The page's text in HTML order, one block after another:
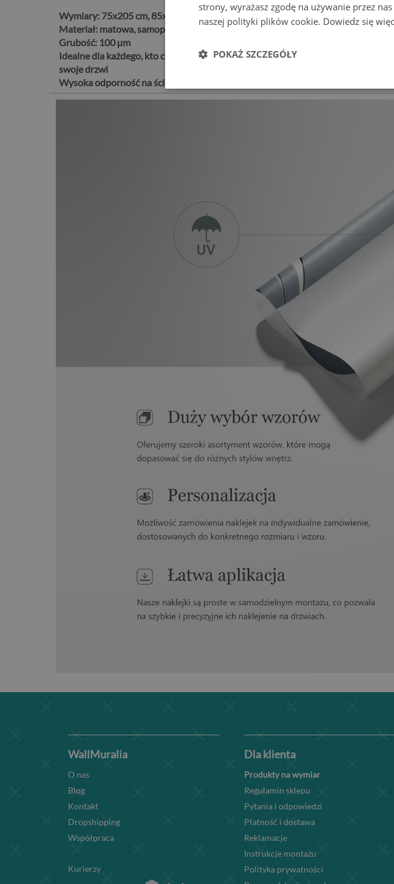
Wymiary: 75x205 cm, 85x205 cm, 95x205 cm
Materiał: matowa, samoprzylepna folia kanalikowa „bubble free”
Grubość: 100 µm
Idealne dla każdego, kto chce w łatwy i trwały sposób udekorować
swoje drzwi
Wysoka odporność na ścieranie
-
-
WallMuralia
O nas
Blog
Kontakt
Dropshipping
Współpraca
Kurierzy
Dla klienta
Produkty na wymiar
Regulamin sklepu
Pytania i odpowiedzi
Płatność i dostawa
Reklamacje
Instrukcje montażu
Polityka prywatności
strony, wyrażasz zgodę na używanie przez
naszej polityki plików cookie. Dowiedz się
POKAŻ SZCZEGÓŁY